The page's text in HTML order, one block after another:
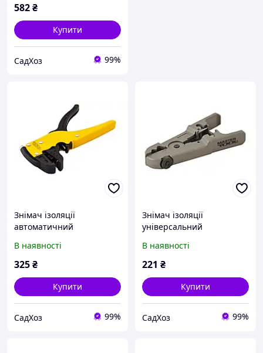
582₴
Купити
СадХоз 99%
Знімач ізоляції
автоматичний
Mn65 75-2272
В наявності
325₴
Купити
СадХоз 99%
Знімач ізоляції
універсальний
75-2271
В наявності
221 ₴
Купити
СадХоз 99%